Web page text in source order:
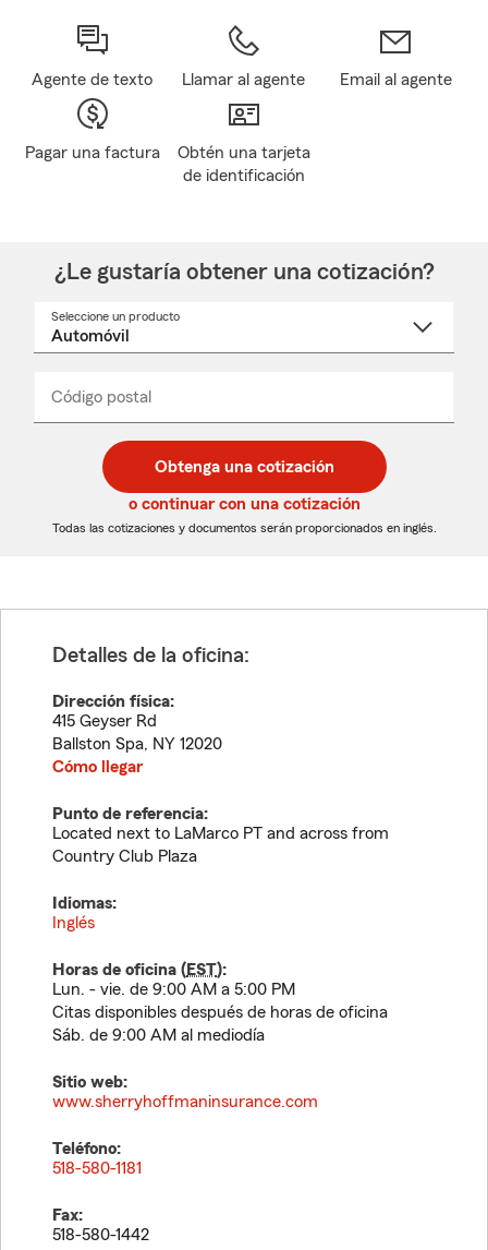
Agente de texto Llamar al agente Email al agente
Pagar una factura
Obtén una tarjeta
de identificación
¿Le gustaría obtener una cotización?
Seleccione un producto
desplegable
Código postal
de
5
dígitos
de
5
dígitos
_____
Obtenga una cotización
o continuar con una cotización
Todas las cotizaciones y documentos serán proporcionados en inglés.
Detalles de la oficina:
Dirección física:
415 Geyser Rd
Ballston Spa, NY 12020
Cómo llegar
Punto de referencia:
Located next to LaMarco PT and across from
Country Club Plaza
Idiomas:
Inglés
Horas de oficina (EST):
Lun. - vie. de 9:00 AM a 5:00 PM
Citas disponibles después de horas de oficina
Sáb. de 9:00 AM al mediodía
Sitio web:
www.sherryhoffmaninsurance.com
Teléfono:
518-580-1181
Fax:
518-580-1442